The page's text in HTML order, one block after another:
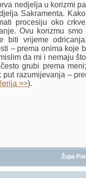
nedjelja u korizmi
Sakramenta.
procesiju oko
Ovu korizmu smo
biti vrijeme
– prema onima koje
da mi i nemaju
grubi prema
put razumijevanja –
>>).
Župa